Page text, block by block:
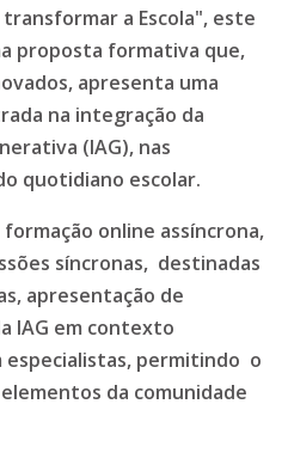
a Escola", este
proposta formativa que,
apresenta uma
na integração da
(IAG), nas
quotidiano escolar.
online assíncrona,
síncronas, destinadas
apresentação de
IAG em contexto
especialistas, permitindo o
da comunidade